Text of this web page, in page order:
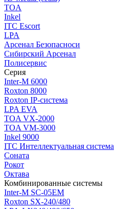
TOA
Inkel
ITC Escort
LPA
Арсенал Безопасноси
Сибирский Арсенал
Полисервис
Серия
Inter-M 6000
Roxton 8000
Roxton IP-система
LPA EVA
TOA VX-2000
TOA VM-3000
Inkel 9000
ITC Интеллектуальная система
Соната
Рокот
Октава
Комбинированные системы
Inter-M SC-05EM
Roxton SX-240/480